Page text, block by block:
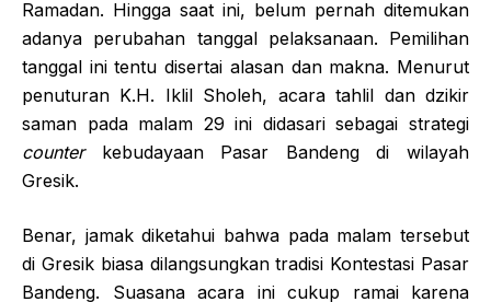
Ramadan. Hingga saat ini, belum pernah ditemukan
adanya perubahan tanggal pelaksanaan. Pemilihan
tanggal ini tentu disertai alasan dan makna. Menurut
penuturan K.H. Iklil Sholeh, acara tahlil dan dzikir
saman pada malam 29 ini didasari sebagai strategi
counterkebudayaan Pasar Bandeng di wilayah
Gresik.
Benar, jamak diketahui bahwa pada malam tersebut
di Gresik biasa dilangsungkan tradisi Kontestasi Pasar
Bandeng. Suasana acara ini cukup ramai karena